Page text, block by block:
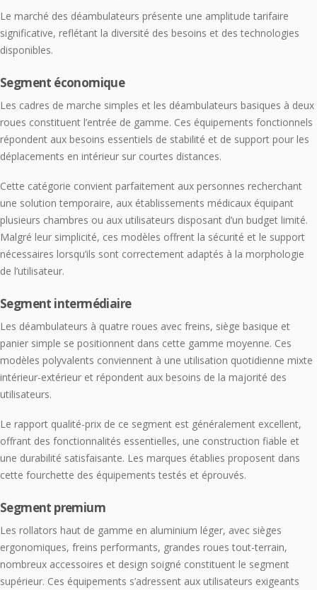
Le marché des déambulateurs présente une amplitude tarifaire
significative, reflétant la diversité des besoins et des technologies
disponibles.
Segment économique
Les cadres de marche simples et les déambulateurs basiques à deux
roues constituent l’entrée de gamme. Ces équipements fonctionnels
répondent aux besoins essentiels de stabilité et de support pour les
déplacements en intérieur sur courtes distances.
Cette catégorie convient parfaitement aux personnes recherchant
une solution temporaire, aux établissements médicaux équipant
plusieurs chambres ou aux utilisateurs disposant d’un budget limité.
Malgré leur simplicité, ces modèles offrent la sécurité et le support
nécessaires lorsqu’ils sont correctement adaptés à la morphologie
de l’utilisateur.
Segment intermédiaire
Les déambulateurs à quatre roues avec freins, siège basique et
panier simple se positionnent dans cette gamme moyenne. Ces
modèles polyvalents conviennent à une utilisation quotidienne mixte
intérieur-extérieur et répondent aux besoins de la majorité des
utilisateurs.
Le rapport qualité-prix de ce segment est généralement excellent,
offrant des fonctionnalités essentielles, une construction fiable et
une durabilité satisfaisante. Les marques établies proposent dans
cette fourchette des équipements testés et éprouvés.
Segment premium
Les rollators haut de gamme en aluminium léger, avec sièges
ergonomiques, freins performants, grandes roues tout-terrain,
nombreux accessoires et design soigné constituent le segment
supérieur. Ces équipements s’adressent aux utilisateurs exigeants